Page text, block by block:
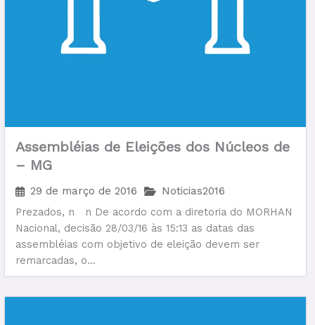
Assembléias de Eleições dos Núcleos de
– MG
29 de março de 2016
Noticias2016
Prezados, n n De acordo com a diretoria do MORHAN
Nacional, decisão 28/03/16 às 15:13 as datas das
assembléias com objetivo de eleição devem ser
remarcadas, o...